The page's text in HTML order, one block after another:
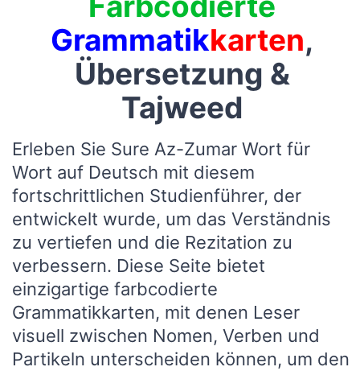
Grammatikkarten,
Übersetzung &
Tajweed
Erleben Sie Sure Az-Zumar Wort für
Wort auf Deutsch mit diesem
fortschrittlichen Studienführer, der
entwickelt wurde, um das Verständnis
zu vertiefen und die Rezitation zu
verbessern. Diese Seite bietet
einzigartige farbcodierte
Grammatikkarten, mit denen Leser
visuell zwischen Nomen, Verben und
Partikeln unterscheiden können, um den